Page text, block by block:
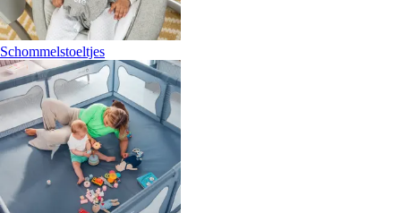
Schommelstoeltjes